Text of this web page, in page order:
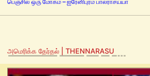
பெஞ்சில் ஒரு மோகம் – ஐரேனிபுரம் பால்ராசய்யா
அமெரிக்க தேர்தல் | THENNARASU